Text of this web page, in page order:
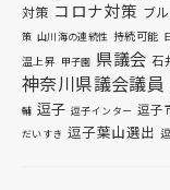
対策 コロナ対策 ブ
策 山川海の連続性 持続可能
温上昇 甲子園 県議会 石
神奈川県議会議員
輔 逗子 逗子インター 逗子
だいすき 逗子葉山選出